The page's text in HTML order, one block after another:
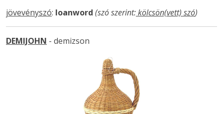
jövevényszó: loanword (szó szerint:kölcsön(vett) szó)
DEMIJOHN - demizson